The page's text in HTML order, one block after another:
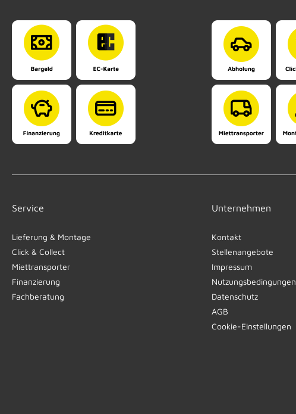
Service
Lieferung & Montage
Click & Collect
Miettransporter
Finanzierung
Fachberatung
Unternehmen
Kontakt
Stellenangebote
Impressum
Nutzungsbedingungen
Datenschutz
AGB
Cookie-Einstellungen